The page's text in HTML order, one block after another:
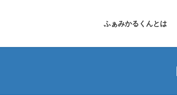
ふぁみかるくんとは